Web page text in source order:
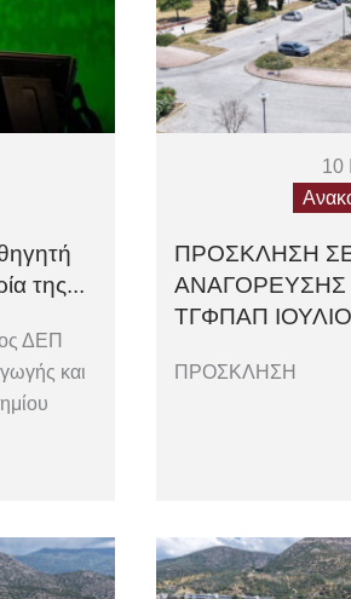
της...
ΔΕΠ
και
10
ΠΡΟΣΚΛΗΣΗ
AΝΑΓΟΡΕΥΣΗΣ
TΓΦΠΑΠ
ΠΡΟΣΚΛΗΣΗ